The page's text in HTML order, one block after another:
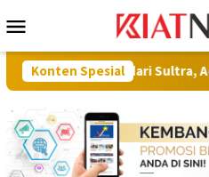
ke
Mobile
Konten Spesial
dari Sultra, Ada Kisah